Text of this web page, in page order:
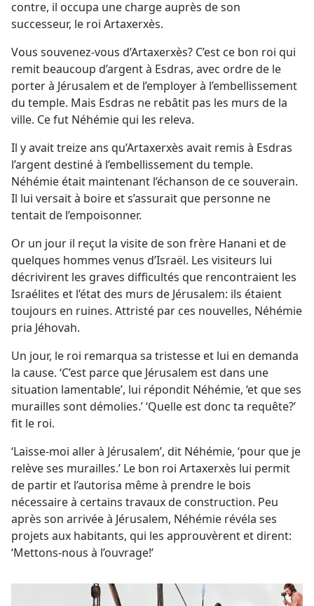
contre, il occupa une charge auprès de son
successeur, le roi Artaxerxès.
Vous souvenez-​vous d’Artaxerxès? C’est ce bon roi qui
remit beaucoup d’argent à Esdras, avec ordre de le
porter à Jérusalem et de l’employer à l’embellissement
du temple. Mais Esdras ne rebâtit pas les murs de la
ville. Ce fut Néhémie qui les releva.
Il y avait treize ans qu’Artaxerxès avait remis à Esdras
l’argent destiné à l’embellissement du temple.
Néhémie était maintenant l’échanson de ce souverain.
Il lui versait à boire et s’assurait que personne ne
tentait de l’empoisonner.
Or un jour il reçut la visite de son frère Hanani et de
quelques hommes venus d’Israël. Les visiteurs lui
décrivirent les graves difficultés que rencontraient les
Israélites et l’état des murs de Jérusalem: ils étaient
toujours en ruines. Attristé par ces nouvelles, Néhémie
pria Jéhovah.
Un jour, le roi remarqua sa tristesse et lui en demanda
la cause. ‘C’est parce que Jérusalem est dans une
situation lamentable’, lui répondit Néhémie, ‘et que ses
murailles sont démolies.’ ‘Quelle est donc ta requête?’
fit le roi.
‘Laisse-​moi aller à Jérusalem’, dit Néhémie, ‘pour que je
relève ses murailles.’ Le bon roi Artaxerxès lui permit
de partir et l’autorisa même à prendre le bois
nécessaire à certains travaux de construction. Peu
après son arrivée à Jérusalem, Néhémie révéla ses
projets aux habitants, qui les approuvèrent et dirent:
‘Mettons-​nous à l’ouvrage!’